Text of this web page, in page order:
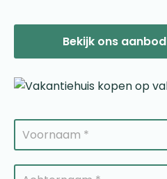
Bekijk ons aanbod